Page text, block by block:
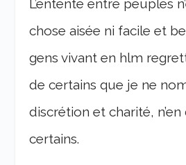
L’entente entre peuples
chose aisée ni facile et
gens vivant en hlm
de certains que je ne
discrétion et charité, n’en
certains.